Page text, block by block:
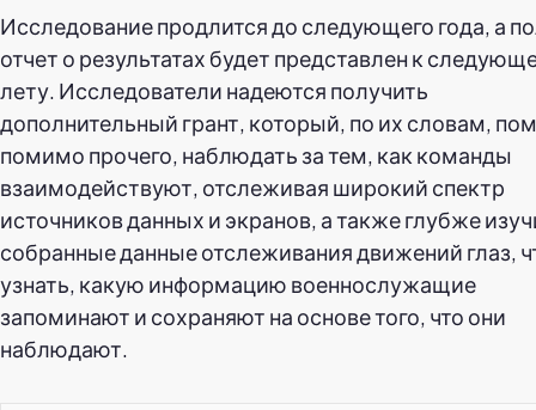
Исследование продлится до следующего года, а
отчет о результатах будет представлен к
лету. Исследователи надеются получить
дополнительный грант, который, по их словам,
помимо прочего, наблюдать за тем, как команды
взаимодействуют, отслеживая широкий спектр
источников данных и экранов, а также глубже
собранные данные отслеживания движений глаз,
узнать, какую информацию военнослужащие
запоминают и сохраняют на основе того, что они
наблюдают.